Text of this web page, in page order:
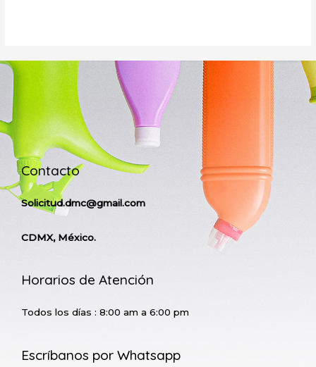
Contacto
Solicitud.dmc@gmail.com
CDMX, México.
Horarios de Atención
Todos los días : 8:00 am a 6:00 pm
Escríbanos por Whatsapp